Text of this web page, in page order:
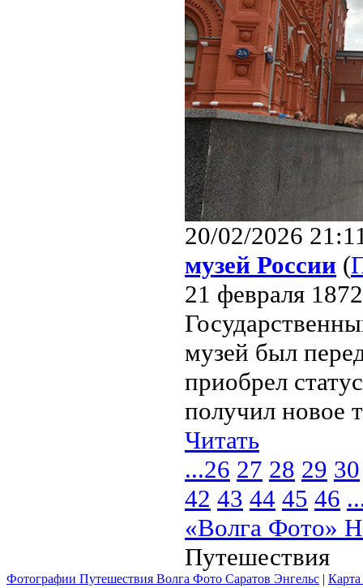
20/02/2026
музей России (
21 февраля
музей был
приобрел
получил новое
Читать
...26 27 28 29 30
42 43 44 45 46
«Волга Фото»
Путешествия
Фотографии Путешествия Волга Фото Саратов Энгельс | Карта